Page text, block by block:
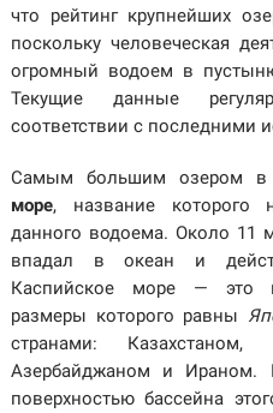
что рейтинг крупнейших
поскольку человеческая
огромный водоем в
Текущие данные
соответствии с последними
Самым большим озером в
море, название которого
данного водоема. Около 11
впадал в океан и
Каспийское море — это
размеры которого равны
странами: Казахстаном,
Азербайджаном и Ираном.
поверхностью бассейна